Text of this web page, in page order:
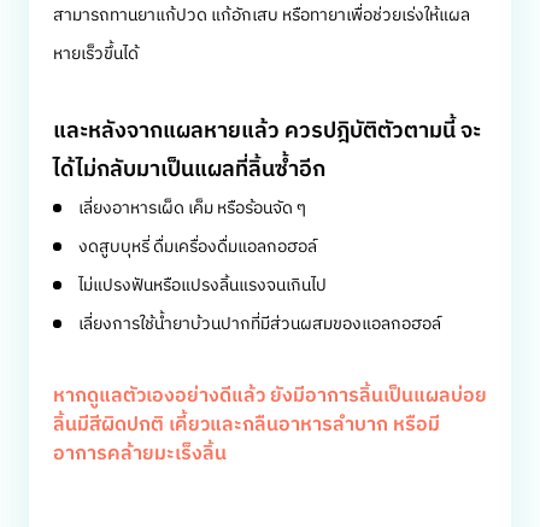
สามารถทานยาแก้ปวด แก้อักเสบ หรือทายาเพื่อช่วยเร่งให้แผล
หายเร็วขึ้นได้
และหลังจากแผลหายแล้ว ควรปฎิบัติตัวตามนี้ จะ
ได้ไม่กลับมาเป็นแผลที่ลิ้นซ้ำอีก
เลี่ยงอาหารเผ็ด เค็ม หรือร้อนจัด ๆ
งดสูบบุหรี่ ดื่มเครื่องดื่มแอลกอฮอล์
ไม่แปรงฟันหรือแปรงลิ้นแรงจนเกินไป
เลี่ยงการใช้น้ำยาบ้วนปากที่มีส่วนผสมของแอลกอฮอล์
หากดูแลตัวเองอย่างดีแล้ว ยังมีอาการลิ้นเป็นแผลบ่อย
ลิ้นมีสีผิดปกติ เคี้ยวและกลืนอาหารลำบาก หรือมี
อาการคล้ายมะเร็งลิ้น